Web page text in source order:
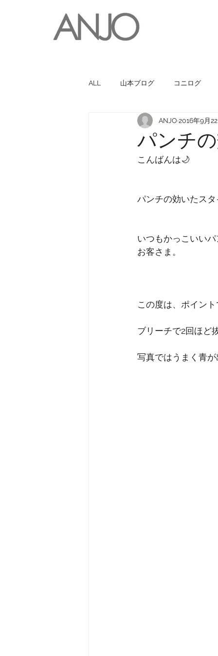
ALL 山本ブログ コニログ
お世話になっている人・お店
パンチの
ANJO 2016年9月
こんばんは🌙
パンチの効いたスタ
いつもかっこいい
お客さま。
この度は、ポイント
ブリーチで2回ほど
写真ではうまく青